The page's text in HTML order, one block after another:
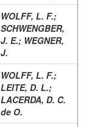
WOLFF, L. F.;
SCHWENGBER,
J. E.; WEGNER,
J.
WOLFF, L. F.;
LEITE, D. L.;
LACERDA, D. C.
de O.